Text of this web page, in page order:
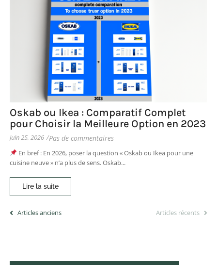
Oskab ou Ikea : Comparatif Complet
pour Choisir la Meilleure Option en 2023
juin 25, 2026 /Pas de commentaires
En bref : En 2026, poser la question « Oskab ou Ikea pour une
cuisine neuve » n’a plus de sens. Oskab...
Lire la suite
Articles anciens Articles récents